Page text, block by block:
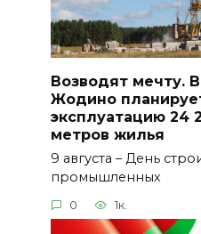
Возводят мечту.
Жодино
эксплуатацию 24
метров жилья
9 августа – День
промышленных
0 1к.